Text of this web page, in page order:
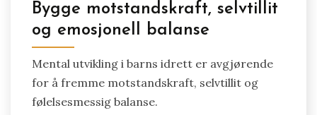
Bygge motstandskraft, selvtillit
og emosjonell balanse
Mental utvikling i barns idrett er avgjørende
for å fremme motstandskraft, selvtillit og
følelsesmessig balanse.